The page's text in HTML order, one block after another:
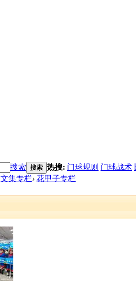
搜索 搜索 热搜: 门球规则 门球战术
文集专栏› 花甲子专栏